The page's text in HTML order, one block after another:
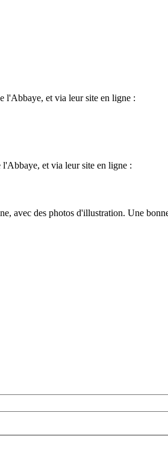
l'Abbaye, et via leur site en ligne :
l'Abbaye, et via leur site en ligne :
avec des photos d'illustration. Une